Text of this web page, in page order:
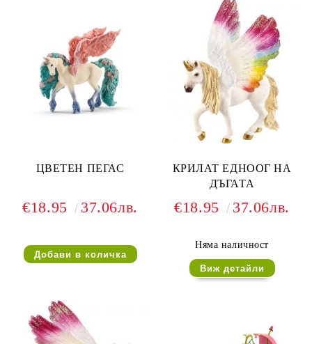
ЦВЕТЕН ПЕГАС
€18.95 37.06лв.
КРИЛАТ ЕДНООГ НА
ДЪГАТА
€18.95 37.06лв.
Няма наличност
Виж детайли